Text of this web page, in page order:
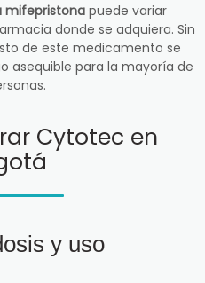
mifepristonapuede variar
donde se adquiera. Sin
de este medicamento se
asequible para la mayoría de
Cytotec en
y uso